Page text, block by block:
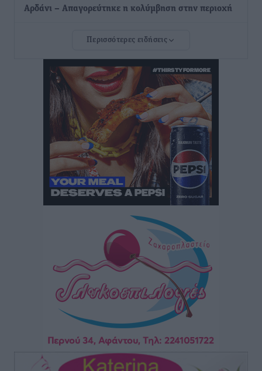
Αρδάνι – Απαγορεύτηκε η κολύμβηση στην περιοχή
εφησυχασμού» – Σε πλήρη ετοιμότητα ο μηχανισμός
• πριν 6 ώρες
Καιρός: Επιμένουν οι υψηλές θερμοκρασίες – Ισχυρά
μελτέμια έως 9 μποφόρ, σε «Red Code» 6 περιοχές
Τοπικές Ειδήσεις• πριν 7 ώρες
Τα φοιτητικά ενοίκια «τινάζουν στον αέρα» τους
οικογενειακούς προϋπολογισμούς
Ειδήσεις• πριν 7 ώρες
Δύο νέοι ξενώνες παραδόθηκαν στις Ένοπλες
Δυνάμεις στη νήσο Ρω
Τοπικές Ειδήσεις• πριν 7 ώρες
Συνεχίζεται η έξοδος του Αυγούστου – Πάνω από
34.000 αναχωρούν σήμερα μόνο από τον Πειραιά
πριν 7 ώρες
Μόνιμες θέσεις στους παιδικούς σταθμούς: Οι
Περισσότερες ειδήσεις